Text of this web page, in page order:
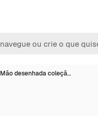
Mão desenhada coleçã…